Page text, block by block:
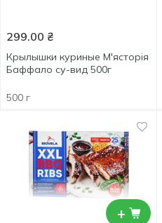
299.00 ₴
Крылышки куриные М'ясторія
Баффало су-вид 500г
500 г
+